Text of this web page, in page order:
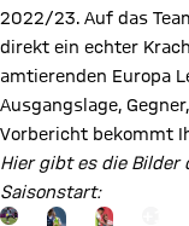
2022/23. Auf das
direkt ein echter
amtierenden Europa
Ausgangslage,
Vorbericht bekommt
Hier gibt es die Bilder
Saisonstart:
Gehe zu Gallerie Seite: